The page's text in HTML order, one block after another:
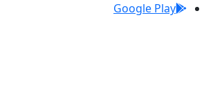
Google Play